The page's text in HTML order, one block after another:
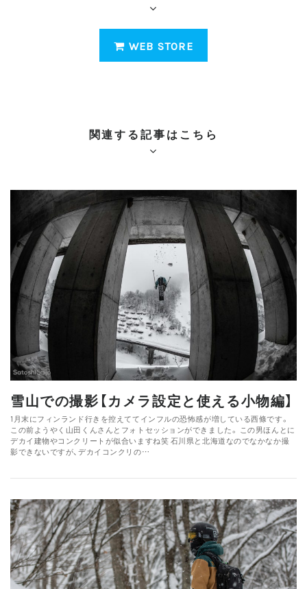
WEB STORE
関連する記事はこちら
雪山での撮影【カメラ設定と使える小物編】
1月末にフィンランド行きを控えててインフルの恐怖感が増している西條です。
この前ようやく山田くんさんとフォトセッションができました。 この男ほんとに
デカイ建物やコンクリートが似合いますね笑 石川県と北海道なのでなかなか撮
影できないですが、デカイコンクリの…